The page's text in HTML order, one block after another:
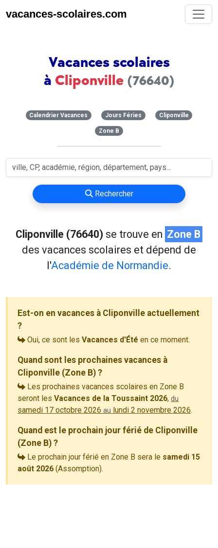
vacances-scolaires.com
Vacances scolaires
à Cliponville (76640)
Calendrier Vacances Jours Féries Cliponville
Zone B
Rechercher
Cliponville (76640) se trouve en Zone B
des vacances scolaires et dépend de
l'Académie de Normandie.
Est-on en vacances à Cliponville actuellement
?
Oui, ce sont les Vacances d'Été en ce moment.
Quand sont les prochaines vacances à
Cliponville (Zone B) ?
Les prochaines vacances scolaires en Zone B
seront les Vacances de la Toussaint 2026, du
samedi 17 octobre 2026 au lundi 2 novembre 2026.
Quand est le prochain jour férié de Cliponville
(Zone B) ?
Le prochain jour férié en Zone B sera le samedi 15
août 2026 (Assomption).